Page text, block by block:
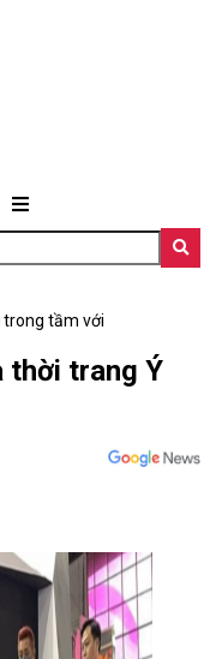
trong tầm với
thời trang Ý